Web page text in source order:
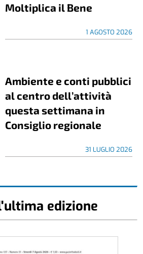
Moltiplica il Bene
1 AGOSTO 2026
Ambiente e conti pubblici
al centro dell’attività
questa settimana in
Consiglio regionale
31 LUGLIO 2026
edizione